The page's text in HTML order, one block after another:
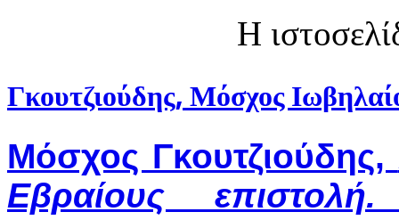
Η
Γκουτζιούδης, Μόσχος
Μόσχος Γκουτζιούδης,
Εβραίους